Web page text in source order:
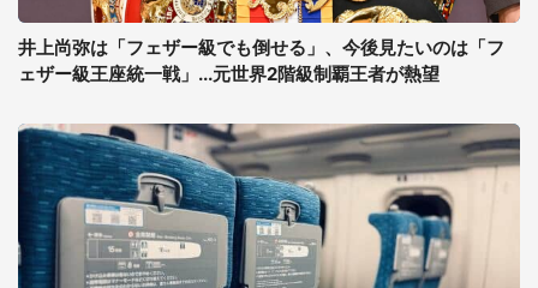
井上尚弥は「フェザー級でも倒せる」、今後見たいのは「フ
ェザー級王座統一戦」...元世界2階級制覇王者が熱望